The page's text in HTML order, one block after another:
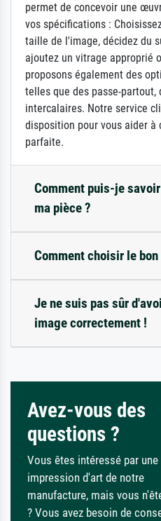
permet de concevoir une
vos spécifications :
taille de l'image, décidez du
ajoutez un vitrage approprié
proposons également des
telles que des passe-partout,
intercalaires. Notre service
disposition pour vous aider
parfaite.
Comment puis-je
ma pièce ?
Comment choisir le
Je ne suis pas sûr
image correctement !
Avez-vous des
questions ?
Vous êtes intéressé par une
impression d'art de notre
manufacture, mais vous
? Vous avez besoin de